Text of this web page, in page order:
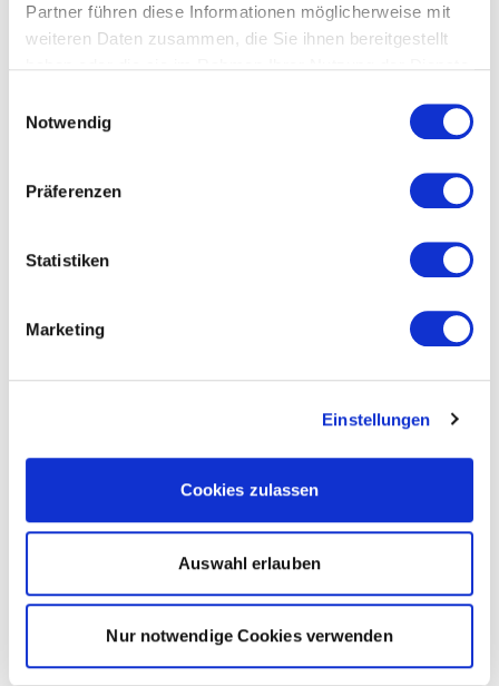
Partner führen diese Informationen möglicherweise mit
weiteren Daten zusammen, die Sie ihnen bereitgestellt
Cookies, wenn Sie unsere Webseite weiterhin nutzen.
Notwendig
Präferenzen
Statistiken
Marketing
Einstellungen
Cookies zulassen
Auswahl erlauben
Nur notwendige Cookies verwenden